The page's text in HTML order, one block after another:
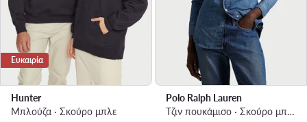
Ευκαιρία
Hunter
Μπλούζα · Σκούρο μπλε
Polo Ralph Lauren
Τζιν πουκάμισο · Σκούρο μπλε